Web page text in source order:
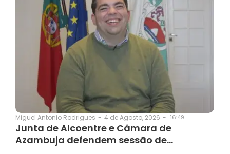
Miguel Antonio Rodrigues - 4 de Agosto, 2026 - 16:49
Junta de Alcoentre e Câmara de
Azambuja defendem sessão de…